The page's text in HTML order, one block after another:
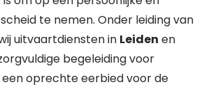
te nemen. Onder leiding van
uitvaartdiensten in Leiden en
begeleiding voor
oprechte eerbied voor de